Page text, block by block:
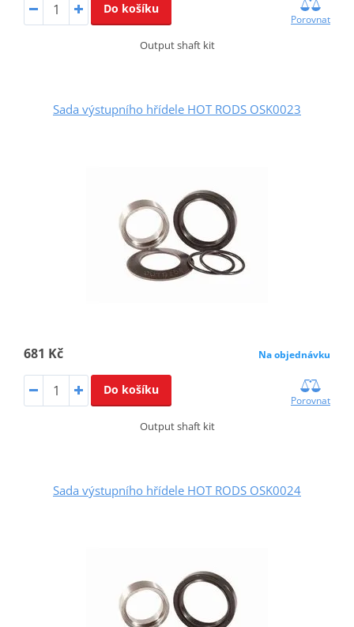
Do košíku
Porovnat
Output shaft kit
Sada výstupního hřídele HOT RODS OSK0023
681 Kč Na objednávku
Do košíku
Porovnat
Output shaft kit
Sada výstupního hřídele HOT RODS OSK0024